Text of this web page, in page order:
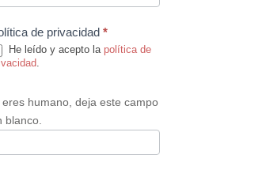
de privacidad *
He leído y acepto la política de
.
eres humano, deja este campo
blanco.